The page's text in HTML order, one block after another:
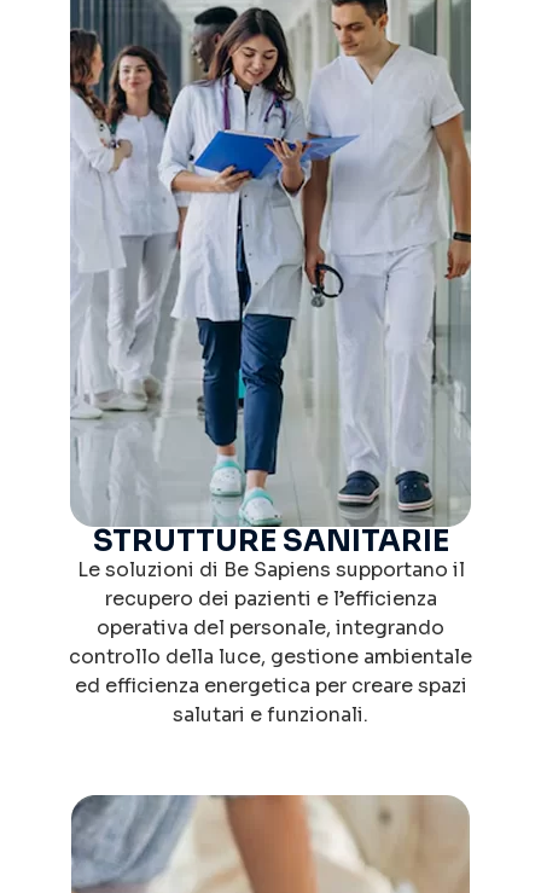
STRUTTURE SANITARIE​
Le soluzioni di Be Sapiens supportano il
recupero dei pazienti e l’efficienza
operativa del personale, integrando
controllo della luce, gestione ambientale
ed efficienza energetica per creare spazi
salutari e funzionali.